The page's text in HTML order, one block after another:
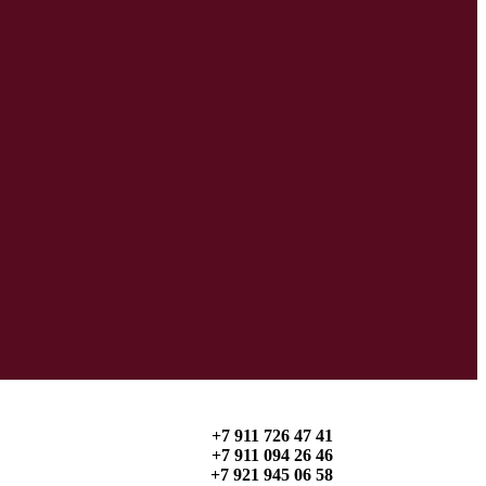
+7 911 726 47 41
+7 911 094 26 46
+7 921 945 06 58